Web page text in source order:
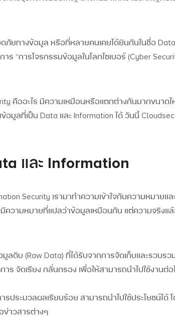
ภัยทางข้อมูล หรือที่หลายคนเคยได้ยินกันในชื่อ
าร “การโจรกรรมข้อมูลในโลกไซเบอร์ (Cyber
คืออะไร มีความเหมือนหรือแตกต่างกันมากขนาดไ
มูลที่เป็น Data และ Information ได้ วันนี้
และ Information
Security เรามาทำความเข้าใจกับความหมายแ
ความหมายที่แปลว่าข้อมูลเหมือนกัน แต่ความจริงแ
ลดิบ (Raw Data) ที่ได้รับจากการจัดเก็บและรวบรว
าร จัดเรียง กลั่นกรอง เพื่อให้สามารถนำไปใช้งานต่
ประมวลผลเรียบร้อย สามารถนำไปใช้ประโยชน์ได้
าวสารต่างๆ